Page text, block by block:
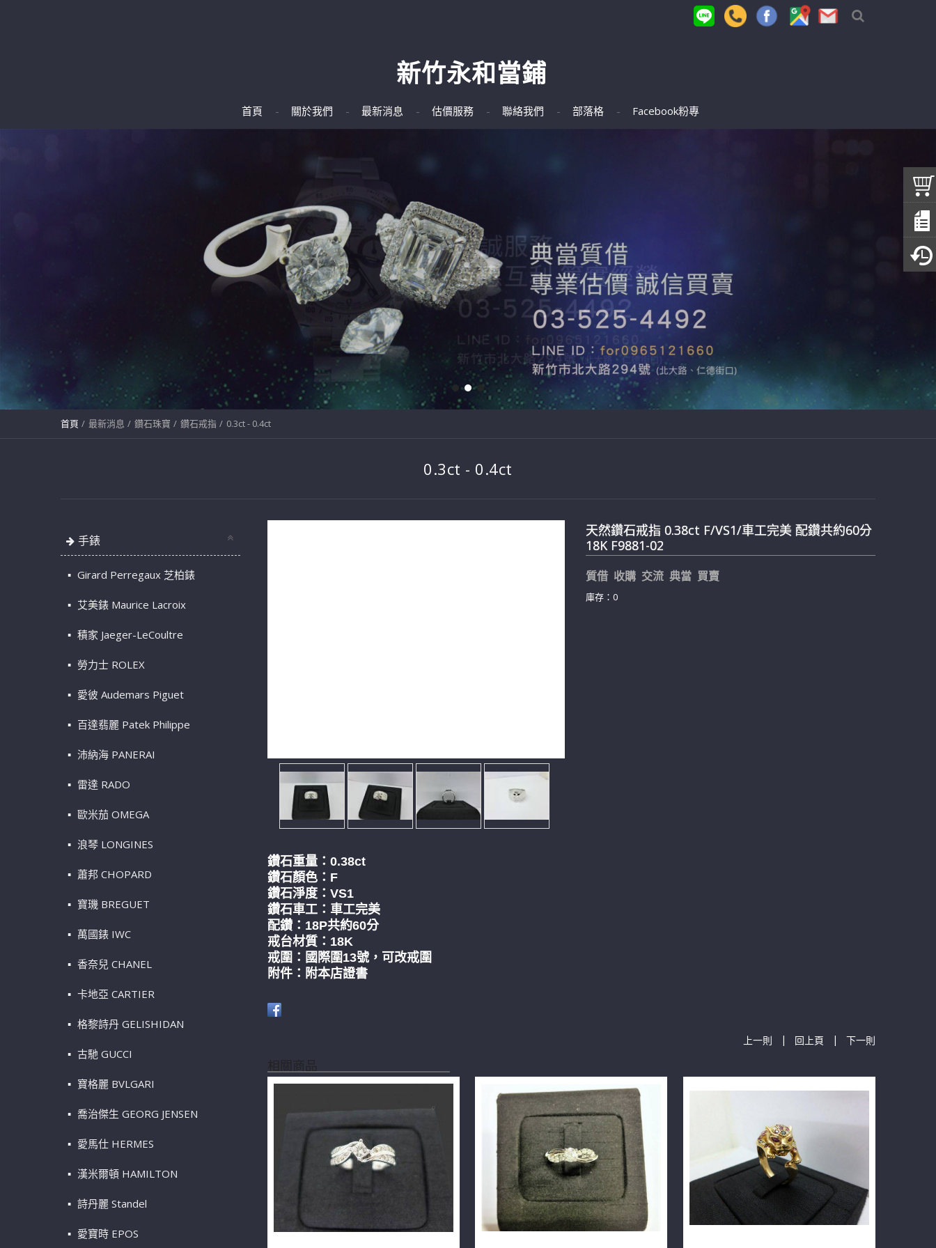
新竹永和當鋪
首頁 關於我們 最新消息 估價服務 聯絡我們 部落格 Facebook粉專
首頁 最新消息 鑽石珠寶 鑽石戒指 0.3ct - 0.4ct
0.3ct - 0.4ct
手錶
Girard Perregaux 芝柏錶
艾美錶 Maurice Lacroix
積家 Jaeger-LeCoultre
勞力士 ROLEX
愛彼 Audemars Piguet
百達翡麗 Patek Philippe
沛納海 PANERAI
雷達 RADO
歐米茄 OMEGA
浪琴 LONGINES
蕭邦 CHOPARD
寶璣 BREGUET
萬國錶 IWC
香奈兒 CHANEL
卡地亞 CARTIER
格黎詩丹 GELISHIDAN
古馳 GUCCI
寶格麗 BVLGARI
喬治傑生 GEORG JENSEN
愛馬仕 HERMES
漢米爾頓 HAMILTON
詩丹麗 Standel
愛寶時 EPOS
天然鑽石戒指 0.38ct F/VS1/車工完美 配鑽共約60分
18K F9881-02
質借 收購 交流 典當 買賣
庫存：0
鑽石重量：0.38ct
鑽石顏色：F
鑽石淨度：VS1
鑽石車工：車工完美
配鑽：18P共約60分
戒台材質：18K
戒圍：國際圍13號，可改戒圍
附件：附本店證書
上一則 | 回上頁 | 下一則
相關商品